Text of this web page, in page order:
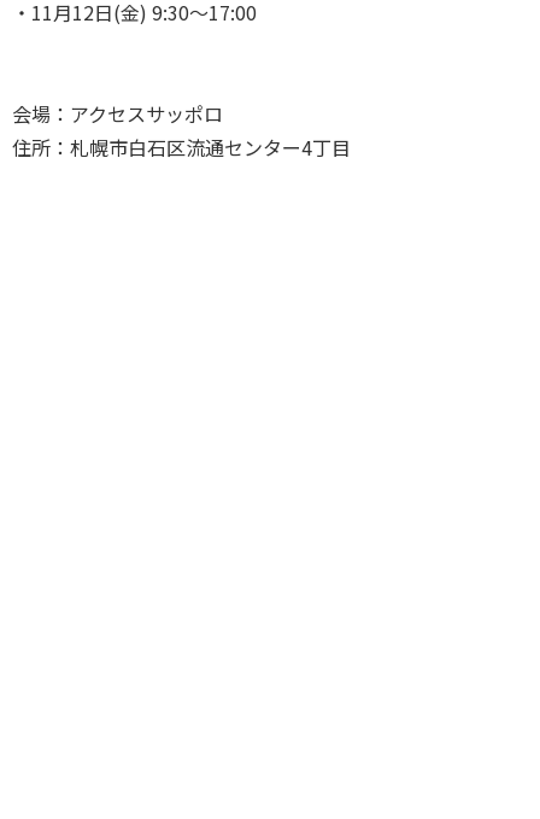
・11月12日(金) 9:30～17:00
会場：アクセスサッポロ
住所：札幌市白石区流通センター4丁目